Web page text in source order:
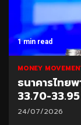
1 min read
MONEY
ธนาคารไทย
33.70-
24/07/2026